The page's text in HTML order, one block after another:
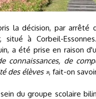
la décision, par
situé à Corbeil-
a été prise en raison
connaissances, de
des élèves », fait-on
du groupe scolaire